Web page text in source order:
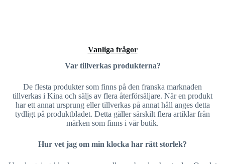
Vanliga frågor
Var tillverkas produkterna?
De flesta produkter som finns på den franska marknaden
tillverkas i Kina och säljs av flera återförsäljare. När en produkt
har ett annat ursprung eller tillverkas på annat håll anges detta
tydligt på produktbladet. Detta gäller särskilt flera artiklar från
märken som finns i vår butik.
Hur vet jag om min klocka har rätt storlek?